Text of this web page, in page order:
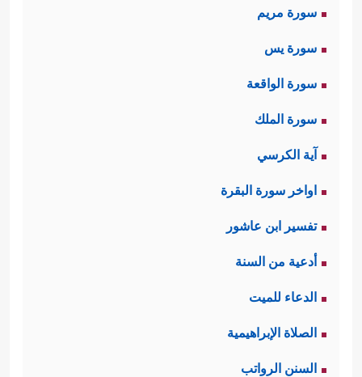
سورة مريم
سورة يس
سورة الواقعة
سورة الملك
آية الكرسي
اواخر سورة البقرة
تفسير ابن عاشور
أدعية من السنة
الدعاء للميت
الصلاة الإبراهيمية
السنن الرواتب